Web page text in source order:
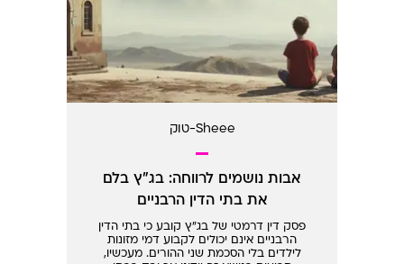
Sheee-טוק
אבות נושמים לרווחה: בג"ץ בלם
את בתי הדין הרבניים
פסק דין דרמטי של בג"ץ קובע כי בתי הדין
הרבניים אינם יכולים לקבוע דמי מזונות
לילדים בלי הסכמת שני ההורים. מעכשיו,